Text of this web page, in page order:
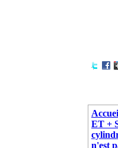
ET +
n'est